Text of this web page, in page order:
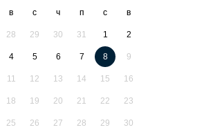
в с ч п с в
28 29 30 31 1 2
4 5 6 7 8 9
11 12 13 14 15 16
18 19 20 21 22 23
25 26 27 28 29 30